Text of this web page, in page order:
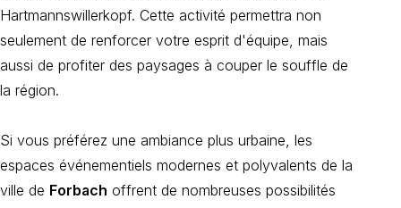
Hartmannswillerkopf. Cette activité permettra non
seulement de renforcer votre esprit d'équipe, mais
aussi de profiter des paysages à couper le souffle de
la région.
Si vous préférez une ambiance plus urbaine, les
espaces événementiels modernes et polyvalents de la
ville de Forbach offrent de nombreuses possibilités